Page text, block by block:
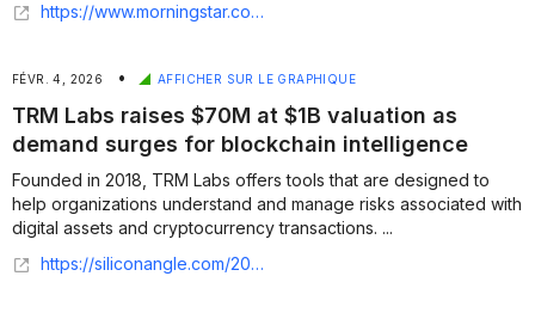
https://www.morningstar.com/news/business-wire/20260714376050/unit21-and-trm-labs-bring-blockchain-intelligence-to-ai-native-financial-crime-operations
FÉVR. 4, 2026 • AFFICHER SUR LE GRAPHIQUE
TRM Labs raises $70M at $1B valuation as
demand surges for blockchain intelligence
Founded in 2018, TRM Labs offers tools that are designed to
help organizations understand and manage risks associated with
digital assets and cryptocurrency transactions. ...
https://siliconangle.com/2026/02/04/trm-labs-raises-70m-1b-valuation-demand-surges-blockchain-intelligence/